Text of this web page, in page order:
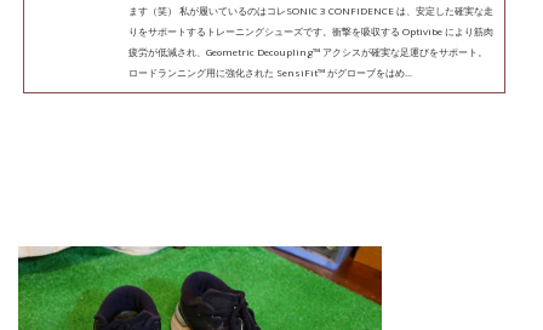
ます（笑） 私が履いているのはコレSONIC 3 CONFIDENCE は、安定した確実な走
りをサポートするトレーニングシューズです。衝撃を吸収する Optivibe により筋肉
疲労が低減され、Geometric Decoupling™ アクシスが確実な足運びをサポート。
ロードランニング用に強化された SensiFit™ がグローブをはめ...